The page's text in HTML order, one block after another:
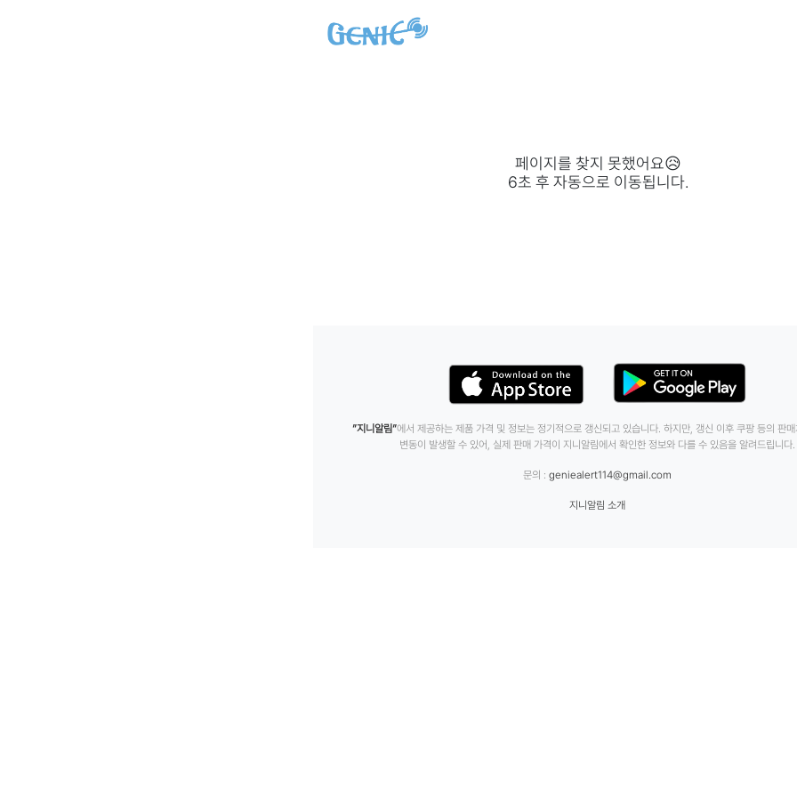
페이지를 찾지 못했어요😥
6초 후 자동으로 이동됩니다.
”지니알림”에서 제공하는 제품 가격 및 정보는 정기적으로 갱신되고 있습니다. 하지만, 갱신 이후 쿠팡 등의 판
변동이 발생할 수 있어, 실제 판매 가격이 지니알림에서 확인한 정보와 다를 수 있음을 알려드립니다.
문의 :geniealert114@gmail.com
지니알림 소개